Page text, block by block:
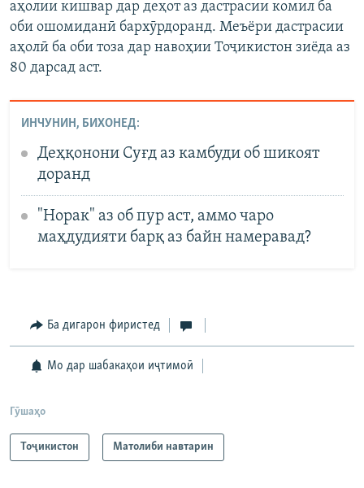
аҳолии кишвар дар деҳот аз дастрасии комил ба
оби ошомиданӣ бархӯрдоранд. Меъёри дастрасии
аҳолӣ ба оби тоза дар навоҳии Тоҷикистон зиёда аз
80 дарсад аст.
ИНЧУНИН, БИХОНЕД:
Деҳқонони Суғд аз камбуди об шикоят
доранд
"Норак" аз об пур аст, аммо чаро
маҳдудияти барқ аз байн намеравад?
Ба дигарон фиристед
Мо дар шабакаҳои иҷтимоӣ
Гӯшаҳо
Тоҷикистон Матолиби навтарин